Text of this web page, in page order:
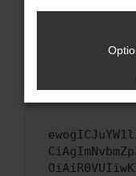
Wende dich
Wenn du alle
hast,
versuchen,
uns diesen